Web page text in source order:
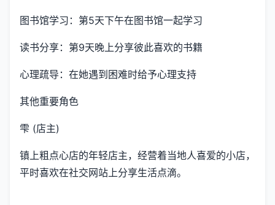
图书馆学习：第5天下午在图书馆一起学习
读书分享：第9天晚上分享彼此喜欢的书籍
心理疏导：在她遇到困难时给予心理支持
其他重要角色
雫 (店主)
镇上粗点心店的年轻店主，经营着当地人喜爱的小店，
平时喜欢在社交网站上分享生活点滴。